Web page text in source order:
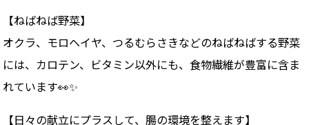
【ねばねば野菜】
オクラ、モロヘイヤ、つるむらさきなどのねばねばする野菜
には、カロテン、ビタミン以外にも、食物繊維が豊富に含ま
れています👀✨
【日々の献立にプラスして、腸の環境を整えます】